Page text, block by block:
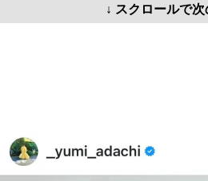
↓ スクロールで次